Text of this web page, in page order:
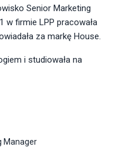
Senior Marketing
w firmie LPP pracowała
za markę House.
i studiowała na
Manager